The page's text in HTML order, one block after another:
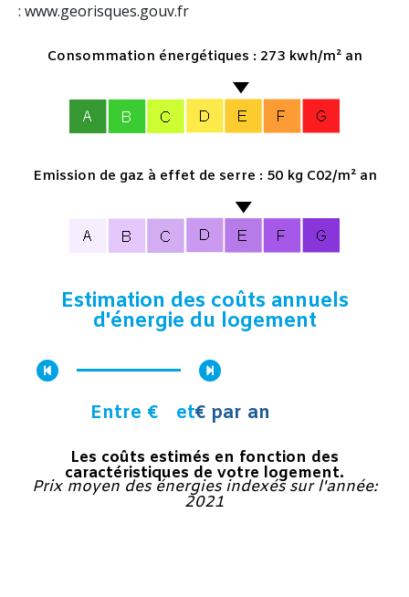
: www.georisques.gouv.fr
Consommation énergétiques : 273 kwh/m² an
Emission de gaz à effet de serre : 50 kg C02/m² an
Estimation des coûts annuels
d'énergie du logement
Entre € et€ par an
Les coûts estimés en fonction des
caractéristiques de votre logement.
Prix moyen des énergies indexés sur l'année:
2021